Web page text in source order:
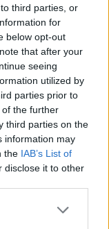
third parties, or
for
below opt-out
that after your
seeing
utilized by
parties prior to
the further
third parties on the
information may
the IAB’s List of
disclose it to other
eredmény 17
az egy évvel
valamint
(EBITDA) 15